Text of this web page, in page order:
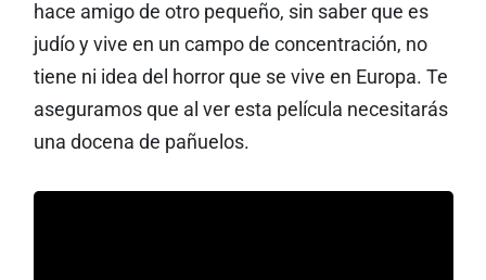
hace amigo de otro pequeño, sin saber que es
judío y vive en un campo de concentración, no
tiene ni idea del horror que se vive en Europa. Te
aseguramos que al ver esta película necesitarás
una docena de pañuelos.